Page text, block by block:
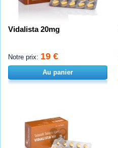
Vidalista 20mg
Notre prix: 19 €
Au panier